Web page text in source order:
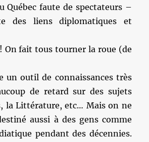
Québec faute de spectateurs –
des liens diplomatiques et
On fait tous tourner la roue (de
un outil de connaissances très
de retard sur des sujets
la Littérature, etc… Mais on ne
aussi à des gens comme
pendant des décennies.